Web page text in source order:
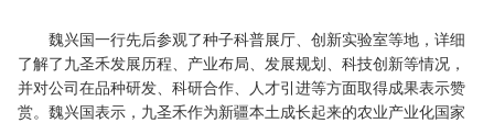
魏兴国一行先后参观了种子科普展厅、创新实验室等地，详细
了解了九圣禾发展历程、产业布局、发展规划、科技创新等情况，
并对公司在品种研发、科研合作、人才引进等方面取得成果表示赞
赏。魏兴国表示，九圣禾作为新疆本土成长起来的农业产业化国家